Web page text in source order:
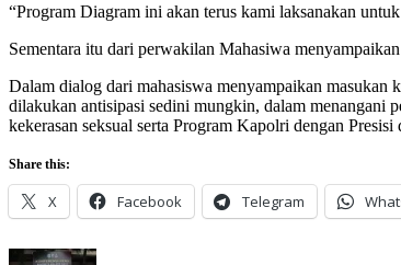
“Program Diagram ini akan terus kami laksanakan
Sementara itu dari perwakilan Mahasiwa
Dalam dialog dari mahasiswa menyampaikan masukan
dilakukan antisipasi sedini mungkin, dalam menangani
kekerasan seksual serta Program Kapolri dengan
Share this:
X Facebook Telegram